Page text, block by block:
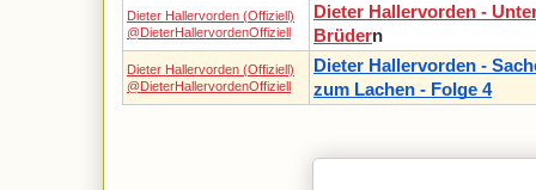
Dieter Hallervorden (Offiziell)
@DieterHallervordenOffiziell
Dieter Hallervorden -
Brüdern
Dieter Hallervorden (Offiziell)
@DieterHallervordenOffiziell
Dieter Hallervorden -
zum Lachen - Folge 4